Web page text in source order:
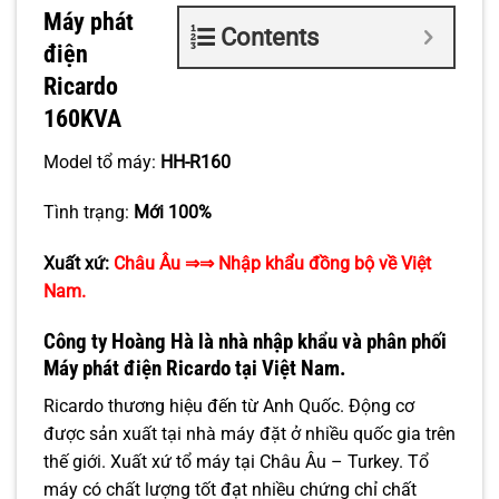
Contents
Máy phát
điện
Ricardo
160KVA
Model tổ máy: HH-R160
Tình trạng: Mới 100%
Xuất xứ: Châu Âu ⇒⇒ Nhập khẩu đồng bộ về Việt
Nam.
Công ty Hoàng Hà là nhà nhập khẩu và phân phối
Máy phát điện Ricardotại Việt Nam.
Ricardo thương hiệu đến từ Anh Quốc. Động cơ
được sản xuất tại nhà máy đặt ở nhiều quốc gia trên
thế giới. Xuất xứ tổ máy tại Châu Âu – Turkey. Tổ
máy có chất lượng tốt đạt nhiều chứng chỉ chất